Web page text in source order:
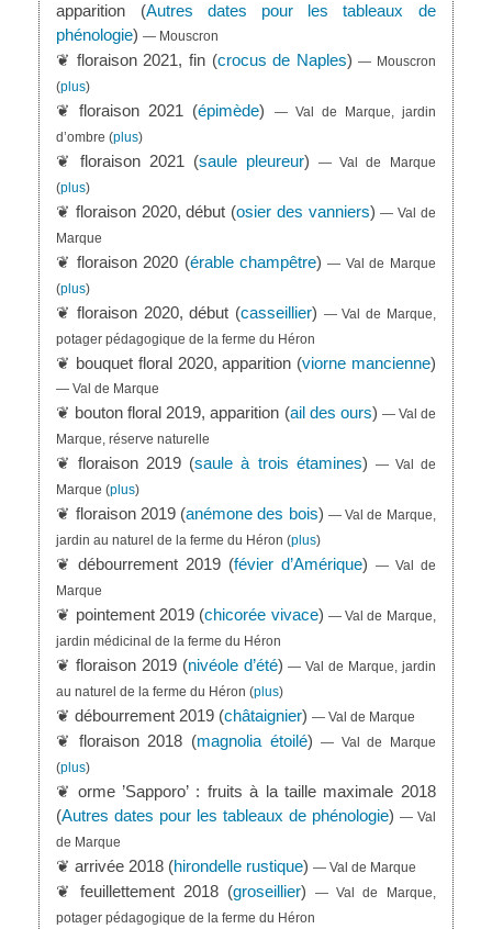
apparition (Autres dates pour les tableaux de
phénologie)— Mouscron
❦ floraison 2021, fin (crocus de Naples)— Mouscron
(plus)
❦ floraison 2021 (épimède)
— Val de Marque, jardin
d’ombre (plus)
❦ floraison 2021 (saule pleureur)— Val de Marque
(plus)
❦ floraison 2020, début (osier des vanniers)— Val de
Marque
❦ floraison 2020 (érable champêtre)— Val de Marque
(plus)
❦ floraison 2020, début (casseillier) — Val de Marque,
potager pédagogique de la ferme du Héron
❦ bouquet floral 2020, apparition (viorne mancienne)
— Val de Marque
❦ bouton floral 2019, apparition (ail des ours) — Val de
Marque, réserve naturelle
❦ floraison 2019 (saule à trois étamines) — Val de
Marque (plus)
❦ floraison 2019 (anémone des bois) — Val de Marque,
jardin au naturel de la ferme du Héron (plus)
❦ débourrement 2019 (févier d’Amérique) — Val de
Marque
❦ pointement 2019 (chicorée vivace) — Val de Marque,
jardin médicinal de la ferme du Héron
❦ floraison 2019 (nivéole d’été)— Val de Marque, jardin
au naturel de la ferme du Héron (plus)
❦ débourrement 2019 (châtaignier)— Val de Marque
❦ floraison 2018 (magnolia étoilé)— Val de Marque
(plus)
❦ orme ’Sapporo’ : fruits à la taille maximale 2018
(Autres dates pour les tableaux de phénologie) — Val
de Marque
❦ arrivée 2018 (hirondelle rustique)— Val de Marque
❦ feuillettement 2018 (groseillier)— Val de Marque,
potager pédagogique de la ferme du Héron